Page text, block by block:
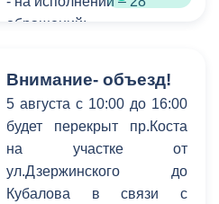
обращений;
информацией обратились
482 человека.
Внимание- объезд!
5 августа с 10:00 до 16:00
будет перекрыт пр.Коста
на участке от
ул.Дзержинского до
Кубалова в связи с